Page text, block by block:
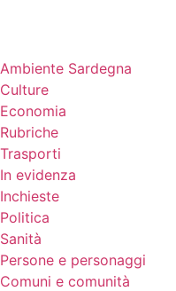
Ambiente Sardegna
Culture
Economia
Rubriche
Trasporti
In evidenza
Inchieste
Politica
Sanità
Persone e personaggi
Comuni e comunità